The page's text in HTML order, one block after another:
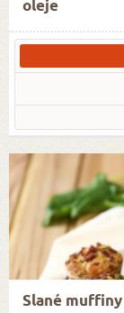
oleje
Slané muffiny